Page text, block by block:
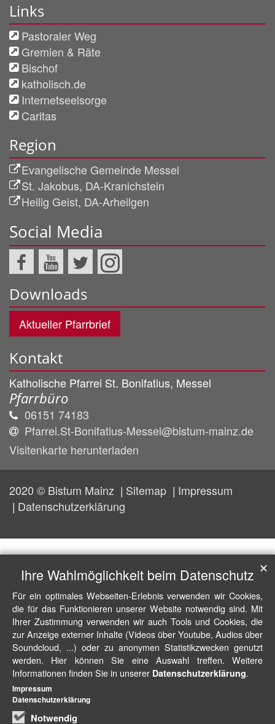
Links
Pastoraler Weg
Gremien & Räte
Bischof
katholisch.de
Internetseelsorge
Caritas
Region
Evangelische Gemeinde Messel
St. Jakobus, DA-Kranichstein
Heilig Geist, DA-Arheilgen
Social Media
Downloads
Aktueller Pfarrbrief
Kontakt
Katholische Pfarrei St. Bonifatius, Messel
Pfarrbüro
06151 74183
Pfarrei.St-Bonifatius-Messel@bistum-mainz.de
Visitenkarte herunterladen
2020 © Bistum Mainz Sitemap
Impressum
Datenschutzerklärung
Ihre Wahlmöglichkeit beim Datenschutz
Für ein optimales Webseiten-Erlebnis verwenden wir Cookies,
die für das Funktionieren unserer Website notwendig sind. Mit
Ihrer Zustimmung verwenden wir auch Tools und Cookies, die
zur Anzeige externer Inhalte (Videos über Youtube, Audios über
Soundcloud, ...) oder zu anonymen Statistikzwecken genutzt
werden. Hier können Sie eine Auswahl treffen. Weitere
Informationen finden Sie in unserer Datenschutzerklärung.
Notwendig
✕
Impressum
Datenschutzerklärung